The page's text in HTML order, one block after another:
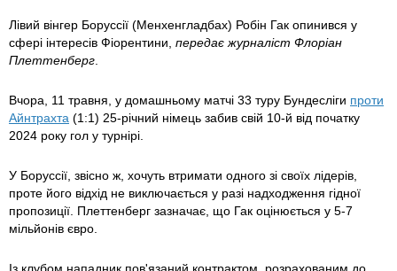
Лівий вінгер Боруссії (Менхенгладбах) Робін Гак опинився у
сфері інтересів Фіорентини, передає журналіст Флоріан
Плеттенберг.
Вчора, 11 травня, у домашньому матчі 33 туру Бундесліги проти
Айнтрахта (1:1) 25-річний німець забив свій 10-й від початку
2024 року гол у турнірі.
У Боруссії, звісно ж, хочуть втримати одного зі своїх лідерів,
проте його відхід не виключається у разі надходження гідної
пропозиції. Плеттенберг зазначає, що Гак оцінюється у 5-7
мільйонів євро.